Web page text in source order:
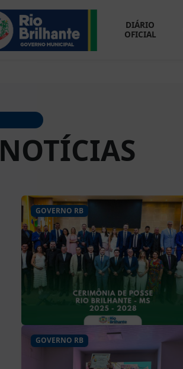
DIÁRIO
OFICIAL
NOTÍCIAS
GOVERNO RB
GOVERNO RB